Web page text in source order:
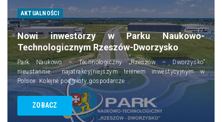
AKTUALNOŚCI
Nowi inwestorzy w Parku Naukowo-
Technologicznym Rzeszów-Dworzysko
Park Naukowo – Technologiczny „Rzeszów – Dworzysko”
nieustannie najatrakcyjniejszym terenem inwestycyjnym w
Polsce. Kolejne podmioty gospodarcze …
ZOBACZ